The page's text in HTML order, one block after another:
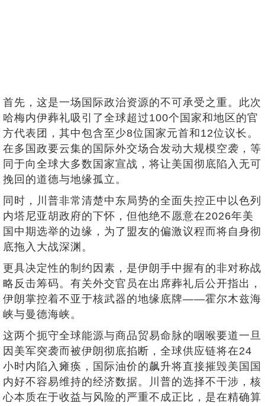
首先，这是一场国际政治资源的不可承受之重。此次
哈梅内伊葬礼吸引了全球超过100个国家和地区的官
方代表团，其中包含至少8位国家元首和12位议长。
在多国政要云集的国际外交场合发动大规模空袭，等
同于向全球大多数国家宣战，将让美国彻底陷入无可
挽回的道德与地缘孤立。
同时，川普非常清楚中东局势的全面失控正中以色列
内塔尼亚胡政府的下怀，但他绝不愿意在2026年美
国中期选举的边缘，为了盟友的偏激议程而将自身彻
底拖入大战深渊。
更具决定性的制约因素，是伊朗手中握有的非对称战
略反击筹码。有关外交官员在出席葬礼后公开指出，
伊朗掌控着不亚于核武器的地缘底牌——霍尔木兹海
峡与曼德海峡。
这两个扼守全球能源与商品贸易命脉的咽喉要道一旦
因美军突袭而被伊朗彻底掐断，全球供应链将在24
小时内陷入瘫痪，国际油价的飙升将直接摧毁美国国
内好不容易维持的经济数据。川普的选择不干涉，核
心本质在于收益与风险的严重不成正比，是在精确算